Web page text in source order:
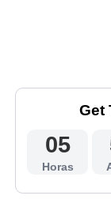
Get
05
Horas